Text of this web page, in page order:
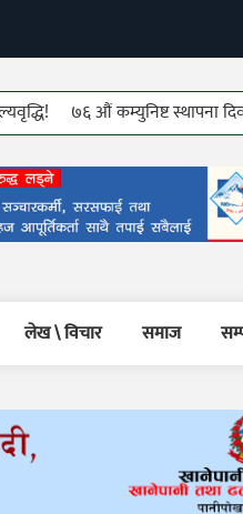
७६ औं कम्युनिष्ट स्थापना दिवसको
लेख \ विचार समाज